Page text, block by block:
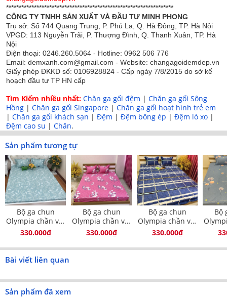
Họa tiết kẻ sọc sang trọng
Bộ sản phẩm gồm:
- 01 ga chun chần bông vải cotton hàn dày dặn dùng cho
đệm độ dày 20cm trở xuống ( kích thước 100x190,
120x190, 150x190, 160x200, 180x200, 200x220 )
- 01 vỏ gối ( giường đơn ) hoặc 02 vỏ gối ( giường đôi)
nằm 45x65cm chần bông
******************************************************************
CÔNG TY TNHH SẢN XUẤT VÀ ĐẦU TƯ MINH PHONG
Trụ sở: Số 744 Quang Trung, P. Phú La, Q. Hà Đông, TP. Hà Nội
VPGD: 113 Nguyễn Trãi, P. Thượng Đình, Q. Thanh Xuân, TP. Hà
Nội
Điện thoại: 0246.260.5064 - Hotline: 0962 506 776
Email: demxanh.com@gmail.com - Website: changagoidemdep.vn
Giấy phép ĐKKD số: 0106928824 - Cấp ngày 7/8/2015 do sở kế
hoạch đầu tư TP HN cấp
Tìm Kiếm nhiều nhất: Chăn ga gối đệm | Chăn ga gối Sông
Hồng | Chăn ga gối Singapore | Chăn ga gối hoạt hình trẻ em
| Chăn ga gối khách sạn | Đệm | Đệm bông ép | Đệm lò xo |
Đệm cao su | Chăn.
Sản phẩm tương tự
Bộ ga chun
Olympia chần vải
Cotton Hàn 01
330.000₫
Bộ ga chun
Olympia chần vải
Cotton Hàn 03
330.000₫
Bộ ga chun
Olympia chần vải
Cotton Hàn 04
330.000₫
Bộ
Bài viết liên quan
Sản phẩm đã xem